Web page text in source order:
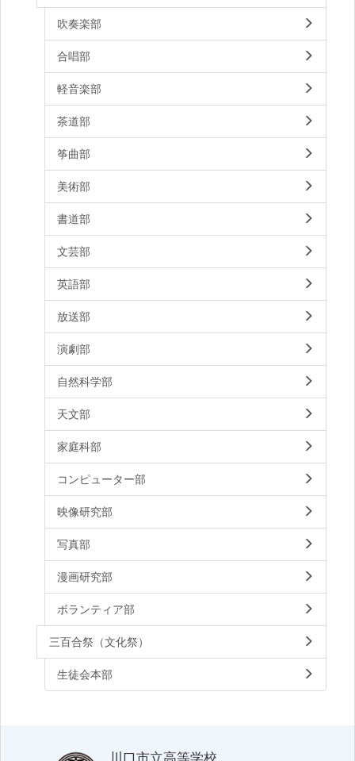
吹奏楽部
合唱部
軽音楽部
茶道部
筝曲部
美術部
書道部
文芸部
英語部
放送部
演劇部
自然科学部
天文部
家庭科部
コンピューター部
映像研究部
写真部
漫画研究部
ボランティア部
三百合祭（文化祭）
生徒会本部